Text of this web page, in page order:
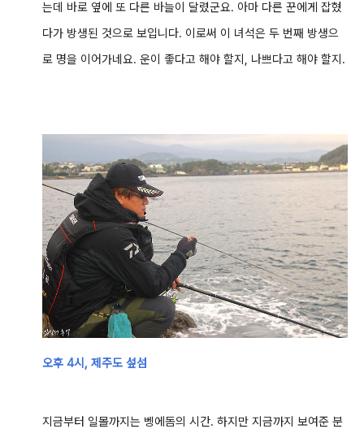
는데 바로 옆에 또 다른 바늘이 달렸군요. 아마 다른 꾼에게 잡혔
다가 방생된 것으로 보입니다. 이로써 이 녀석은 두 번째 방생으
로 명을 이어가네요. 운이 좋다고 해야 할지, 나쁘다고 해야 할지.
오후 4시, 제주도 섶섬
지금부터 일몰까지는 벵에돔의 시간. 하지만 지금까지 보여준 분